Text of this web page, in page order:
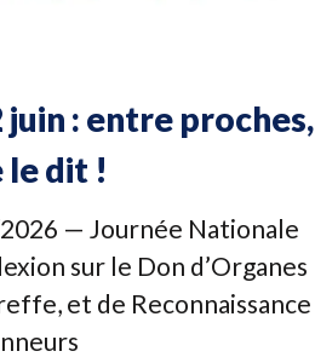
juin : entre proches,
le dit !
2026 — Journée Nationale
sur le Don d’Organes
et de Reconnaissance